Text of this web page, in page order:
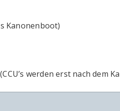
Kanonenboot)
werden erst nach dem